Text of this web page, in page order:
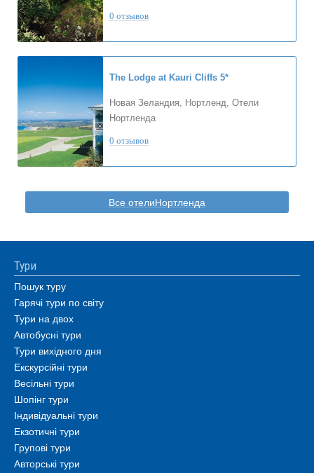
0 отзывов
The Lodge at Kauri Cliffs 5*
Новая Зеландия, Нортленд, Отели
Нортленда
0 отзывов
Все отелиНортленда
Тури
Пошук туру
Гарячі тури по світу
Тури на двох
Автобусні тури
Тури вихідного дня
Екскурсійні тури
Весільні тури
Шопінг тури
Індивідуальні тури
Екзотичні тури
Групові тури
Авторські тури